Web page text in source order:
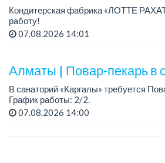
Кондитерская фабрика «ЛОТТЕ
работу!
Зарплата: от 293 099 до 390 328 тенге.
07.08.2026 14:01
Алматы | Повар-пекарь в
В санаторий «Каргалы» требуется
График работы: 2/2.
Зарплата: 180 000 тенге на руки +
07.08.2026 14:00